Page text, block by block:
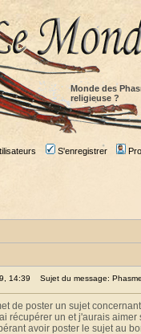
Monde des
religieuse ?
S'enregistrer
14:39 Sujet du message:
de poster un sujet
récupérer un et j'aurais
avoir poster le sujet au